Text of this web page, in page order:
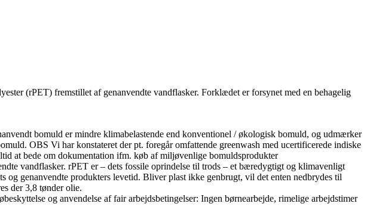
(rPET) fremstillet af genanvendte vandflasker. Forklædet er forsynet med en behagelig
bomuld er mindre klimabelastende end konventionel / økologisk bomuld, og udmærker
OBS Vi har konstateret der pt. foregår omfattende greenwash med ucertificerede indiske
at bede om dokumentation ifm. køb af miljøvenlige bomuldsprodukter
vandflasker. rPET er – dets fossile oprindelse til trods – et bæredygtigt og klimavenligt
genanvendte produkters levetid. Bliver plast ikke genbrugt, vil det enten nedbrydes til
der 3,8 tønder olie.
og anvendelse af fair arbejdsbetingelser: Ingen børnearbejde, rimelige arbejdstimer